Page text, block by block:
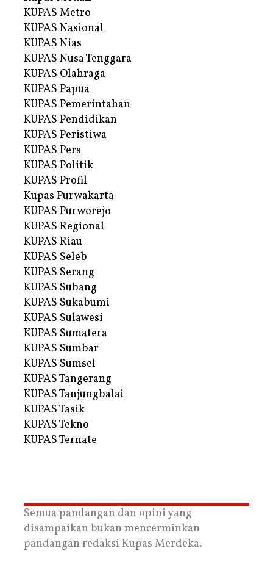
KUPAS Metro
KUPAS Nasional
KUPAS Nias
KUPAS Nusa Tenggara
KUPAS Olahraga
KUPAS Papua
KUPAS Pemerintahan
KUPAS Pendidikan
KUPAS Peristiwa
KUPAS Pers
KUPAS Politik
KUPAS Profil
Kupas Purwakarta
KUPAS Purworejo
KUPAS Regional
KUPAS Riau
KUPAS Seleb
KUPAS Serang
KUPAS Subang
KUPAS Sukabumi
KUPAS Sulawesi
KUPAS Sumatera
KUPAS Sumbar
KUPAS Sumsel
KUPAS Tangerang
KUPAS Tanjungbalai
KUPAS Tasik
KUPAS Tekno
KUPAS Ternate
Semua pandangan dan opini yang
disampaikan bukan mencerminkan
pandangan redaksi Kupas Merdeka.